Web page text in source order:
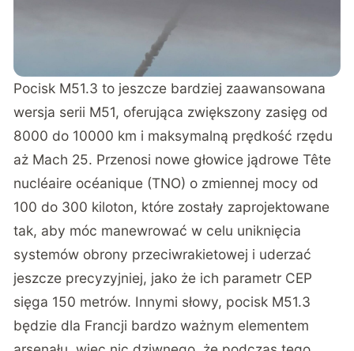
Pocisk M51.3 to jeszcze bardziej zaawansowana
wersja serii M51, oferująca zwiększony zasięg od
8000 do 10000 km i maksymalną prędkość rzędu
aż Mach 25. Przenosi nowe głowice jądrowe Tête
nucléaire océanique (TNO) o zmiennej mocy od
100 do 300 kiloton, które zostały zaprojektowane
tak, aby móc manewrować w celu uniknięcia
systemów obrony przeciwrakietowej i uderzać
jeszcze precyzyjniej, jako że ich parametr CEP
sięga 150 metrów. Innymi słowy, pocisk M51.3
będzie dla Francji bardzo ważnym elementem